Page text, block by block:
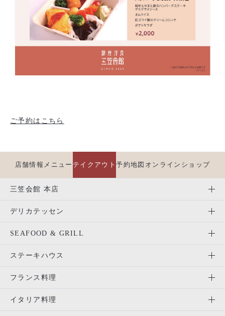
ご予約はこちら
店舗情報 メニュー テイクアウト予約地図 オンラインショップ
三笠会館 本店
デリカテッセン
SEAFOOD & GRILL
ステーキハウス
フランス料理
イタリア料理